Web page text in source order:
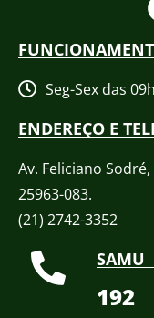
Seg-Sex das
ENDEREÇO E
Av. Feliciano
25963-083.
(21) 2742-3352​
SAMU
192